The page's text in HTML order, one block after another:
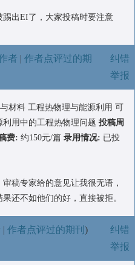
踢出EI了，大家投稿时要注意
者 | 作者点评过的期
纠错
举报
材料 工程热物理与能源利用 可
利用中的工程热物理问题 投稿周
费: 约150元/篇 录用情况: 已投
稿专家给的意见让我很无语，
还不如他们的好，直接被拒。
| 作者点评过的期刊 )
纠错
举报